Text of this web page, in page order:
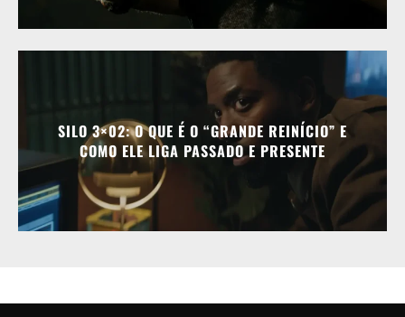
SILO 3×02: O QUE É O “GRANDE REINÍCIO” E
COMO ELE LIGA PASSADO E PRESENTE